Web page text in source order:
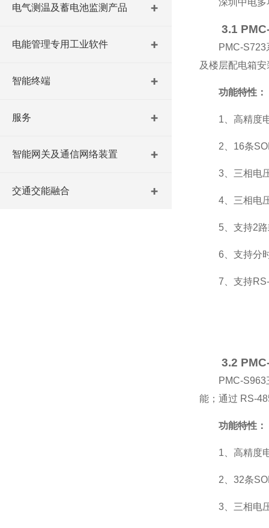
电气测温及蓄电池监测产品
电能管理专用工业软件
智能终端
服务
智能网关及通信网络装置
交通交能融合
深圳中电
3.1
PMC-
及楼层配电箱
功能特性：
1、高精度
2、16条
3、三相电
4、三相电
5、支持2
6、支持分
7、支持
3.2
PMC-
能；通过 RS-
功能特性：
1、高精度
2、32条
3、三相电